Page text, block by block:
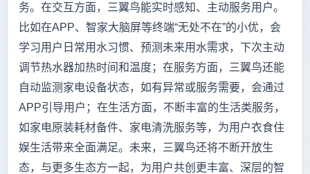
务。在交互方面，三翼鸟能实时感知、主动服务用户。
比如在APP、智家大脑屏等终端“无处不在”的小优，会
学习用户日常用水习惯、预测未来用水需求，下次主动
调节热水器加热时间和温度；在服务方面，三翼鸟还能
自动监测家电设备状态，如有异常或服务需要，会通过
APP引导用户；在生活方面，不断丰富的生活类服务，
如家电原装耗材备件、家电清洗服务等，为用户衣食住
娱生活带来全面满足。未来，三翼鸟还将不断开放生
态，与更多生态方一起，为用户共创更丰富、深层的智